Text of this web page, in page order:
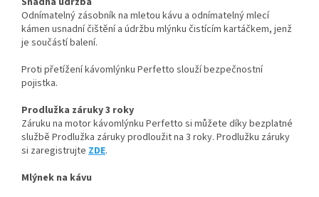
Odnímatelný zásobník na mletou kávu a odnímatelný mlecí
kámen usnadní čištění a údržbu mlýnku čistícím kartáčkem, jenž
je součástí balení.
Proti přetížení kávomlýnku Perfetto slouží bezpečnostní
pojistka.
Prodlužka záruky 3 roky
Záruku na motor kávomlýnku Perfetto si můžete díky bezplatné
službě Prodlužka záruky prodloužit na 3 roky. Prodlužku záruky
si zaregistrujte ZDE.
Mlýnek na kávu